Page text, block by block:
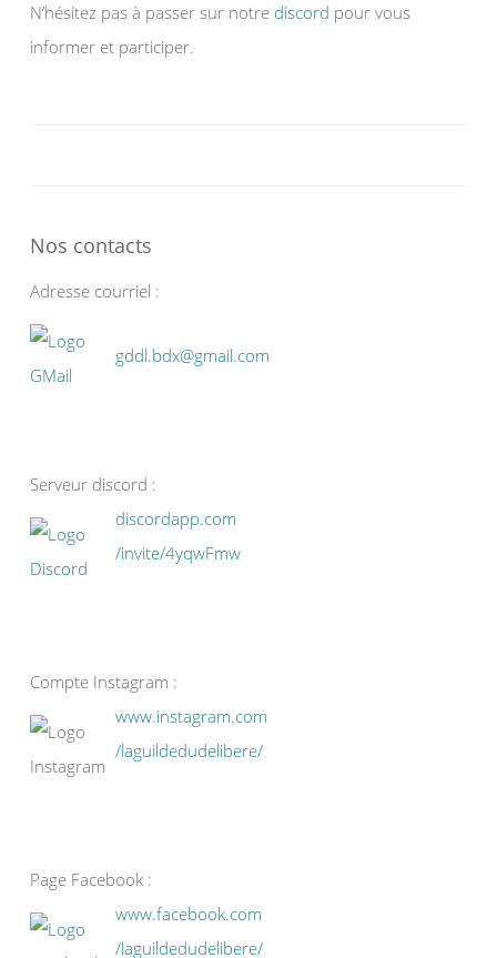
N’hésitez pas à passer sur notre discord pour vous
informer et participer.
Nos contacts
Adresse courriel :
gddl.bdx@gmail.com
Serveur discord :
discordapp.com
/invite/4yqwFmw
Compte Instagram :
www.instagram.com
/laguildedudelibere/
Page Facebook :
www.facebook.com
/laguildedudelibere/